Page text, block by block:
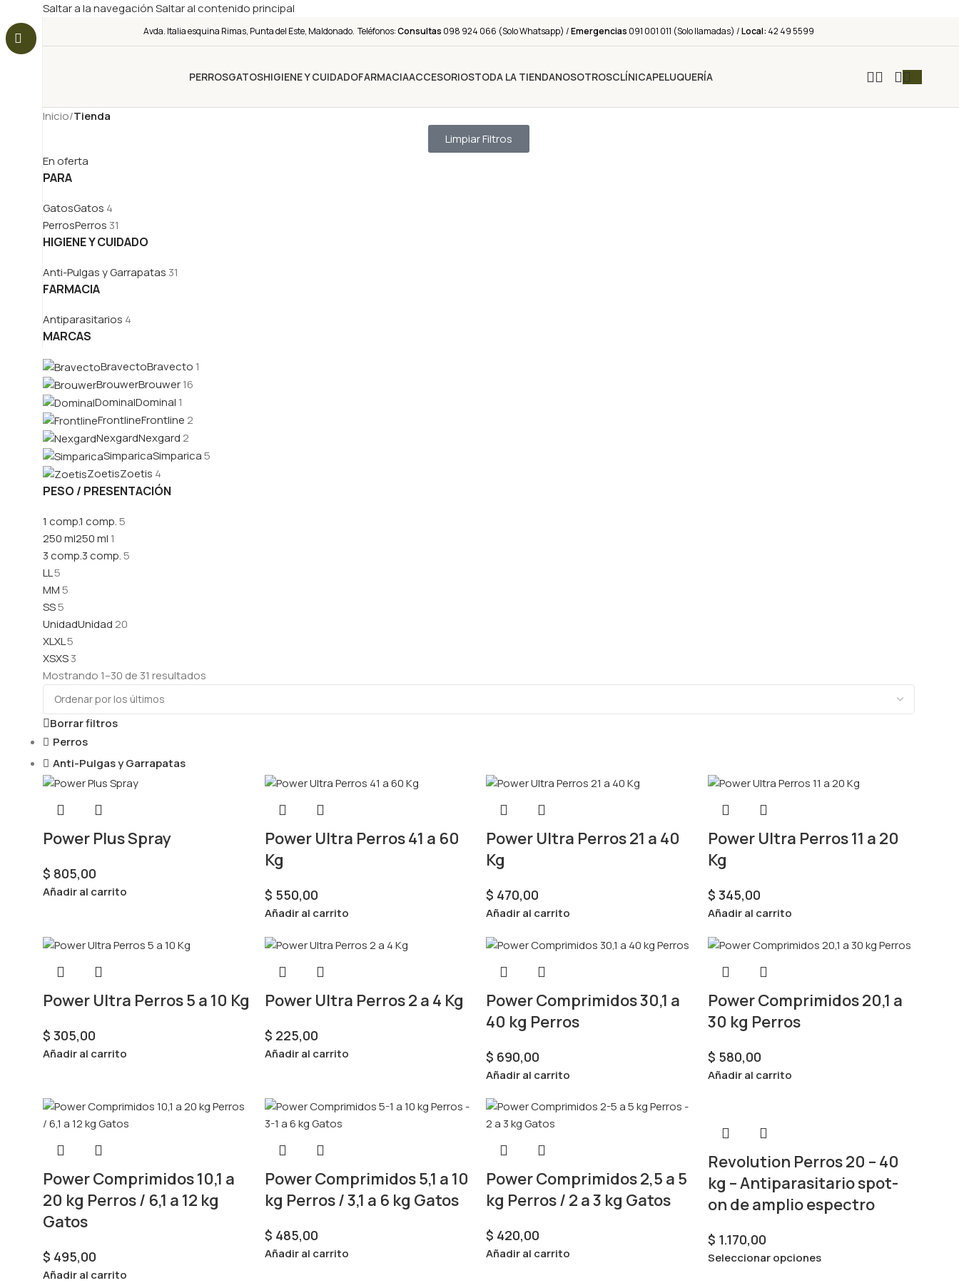
Saltar a la navegaciónSaltar al contenido principal
Avda. Italia esquina Rimas, Punta del Este, Maldonado. Teléfonos:Consultas 098 924 066 (Solo Whatsapp) /Emergencias 091 001 011 (Solo llamadas) /Local: 42 49 5599
PERROSGATOSHIGIENE Y CUIDADOFARMACIAACCESORIOSTODA LA TIENDANOSOTROSCLÍNICAPELUQUERÍA
Inicio/Tienda
Limpiar Filtros
En oferta
PARA
GatosGatos 4
PerrosPerros 31
HIGIENE Y CUIDADO
Anti-Pulgas y Garrapatas 31
FARMACIA
Antiparasitarios 4
MARCAS
BravectoBravecto 1
BrouwerBrouwer16
DominalDominal 1
FrontlineFrontline 2
NexgardNexgard 2
SimparicaSimparica5
ZoetisZoetis 4
PESO / PRESENTACIÓN
1 comp.1 comp.5
250 ml250 ml 1
3 comp.3 comp.5
LL5
MM5
SS5
UnidadUnidad 20
XLXL5
XSXS3
Mostrando 1–30 de 31 resultados
Borrar filtros
Perros
Anti-Pulgas y Garrapatas
Power Plus Spray
$ 805,00
Añadir al carrito
Power Ultra Perros 41 a 60
Kg
$ 550,00
Añadir al carrito
Power Ultra Perros 21 a 40
Kg
$ 470,00
Añadir al carrito
Power Ultra Perros 11 a 20
Kg
$ 345,00
Añadir al carrito
Power Ultra Perros 5 a 10 Kg
$ 305,00
Añadir al carrito
Power Ultra Perros 2 a 4 Kg
$ 225,00
Añadir al carrito
Power Comprimidos 30,1 a
40 kg Perros
$ 690,00
Añadir al carrito
Power Comprimidos 20,1 a
30 kg Perros
$ 580,00
Añadir al carrito
Power Comprimidos 10,1 a
20 kg Perros / 6,1 a 12 kg
Gatos
$ 495,00
Añadir al carrito
Power Comprimidos 5,1 a 10
kg Perros / 3,1 a 6 kg Gatos
$ 485,00
Añadir al carrito
Power Comprimidos 2,5 a 5
kg Perros / 2 a 3 kg Gatos
$ 420,00
Añadir al carrito
Revolution Perros 20 – 40
kg – Antiparasitario spot-
on de amplio espectro
$ 1.170,00
Seleccionar opciones